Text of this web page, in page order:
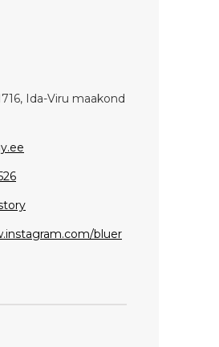
Ida-Viru maakond
bluer